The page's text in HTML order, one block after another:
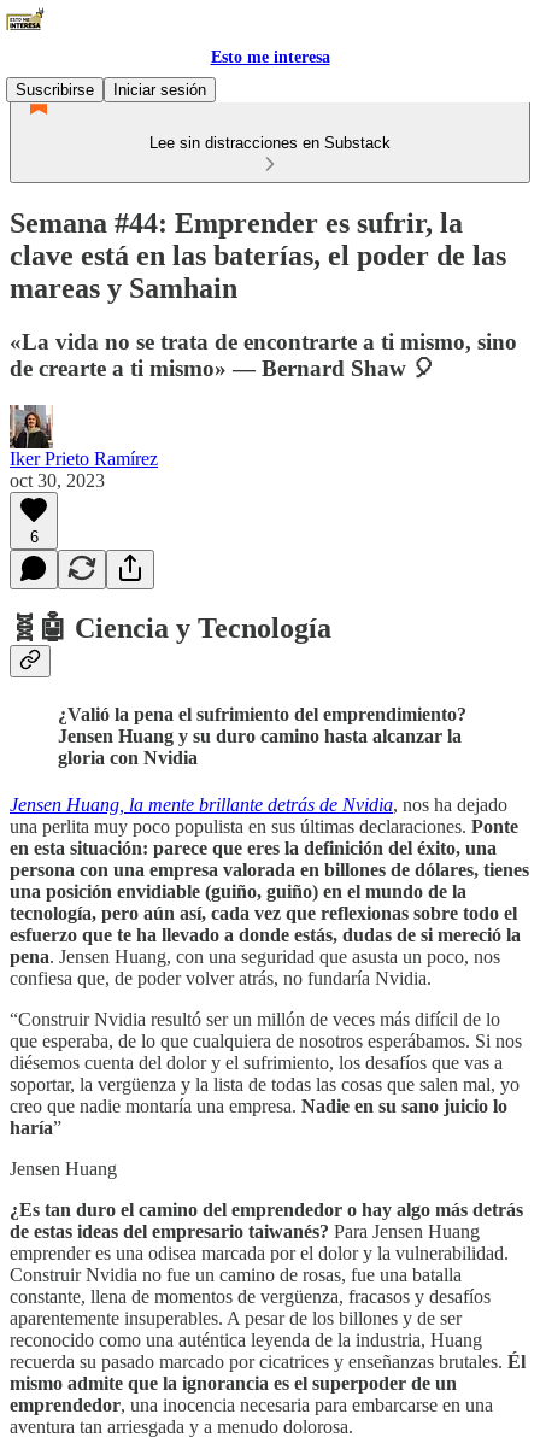
Esto me interesa
Suscribirse
Iniciar sesión
Lee sin distracciones en Substack
Semana #44: Emprender es sufrir, la
clave está en las baterías, el poder de las
mareas y Samhain
«La vida no se trata de encontrarte a ti mismo, sino
de crearte a ti mismo» — Bernard Shaw 🎈
Iker Prieto Ramírez
oct 30, 2023
6
🧬🤖 Ciencia y Tecnología
¿Valió la pena el sufrimiento del emprendimiento?
Jensen Huang y su duro camino hasta alcanzar la
gloria con Nvidia
Jensen Huang, la mente brillante detrás de Nvidia, nos ha dejado
una perlita muy poco populista en sus últimas declaraciones. Ponte
en esta situación: parece que eres la definición del éxito, una
persona con una empresa valorada en billones de dólares, tienes
una posición envidiable (guiño, guiño) en el mundo de la
tecnología, pero aún así, cada vez que reflexionas sobre todo el
esfuerzo que te ha llevado a donde estás, dudas de si mereció la
pena. Jensen Huang, con una seguridad que asusta un poco, nos
confiesa que, de poder volver atrás, no fundaría Nvidia.
“Construir Nvidia resultó ser un millón de veces más difícil de lo
que esperaba, de lo que cualquiera de nosotros esperábamos. Si nos
diésemos cuenta del dolor y el sufrimiento, los desafíos que vas a
soportar, la vergüenza y la lista de todas las cosas que salen mal, yo
creo que nadie montaría una empresa. Nadie en su sano juicio lo
haría”
Jensen Huang
¿Es tan duro el camino del emprendedor o hay algo más detrás
de estas ideas del empresario taiwanés? Para Jensen Huang
emprender es una odisea marcada por el dolor y la vulnerabilidad.
Construir Nvidia no fue un camino de rosas, fue una batalla
constante, llena de momentos de vergüenza, fracasos y desafíos
aparentemente insuperables. A pesar de los billones y de ser
reconocido como una auténtica leyenda de la industria, Huang
recuerda su pasado marcado por cicatrices y enseñanzas brutales. Él
mismo admite que la ignorancia es el superpoder de un
emprendedor, una inocencia necesaria para embarcarse en una
aventura tan arriesgada y a menudo dolorosa.